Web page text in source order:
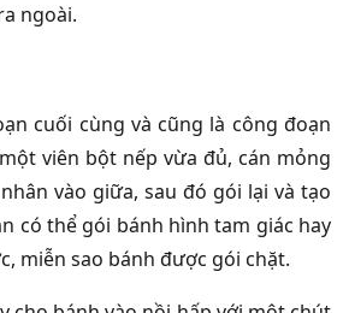
ngoài.
cuối cùng và cũng là công đoạn
viên bột nếp vừa đủ, cán mỏng
vào giữa, sau đó gói lại và tạo
có thể gói bánh hình tam giác hay
miễn sao bánh được gói chặt.